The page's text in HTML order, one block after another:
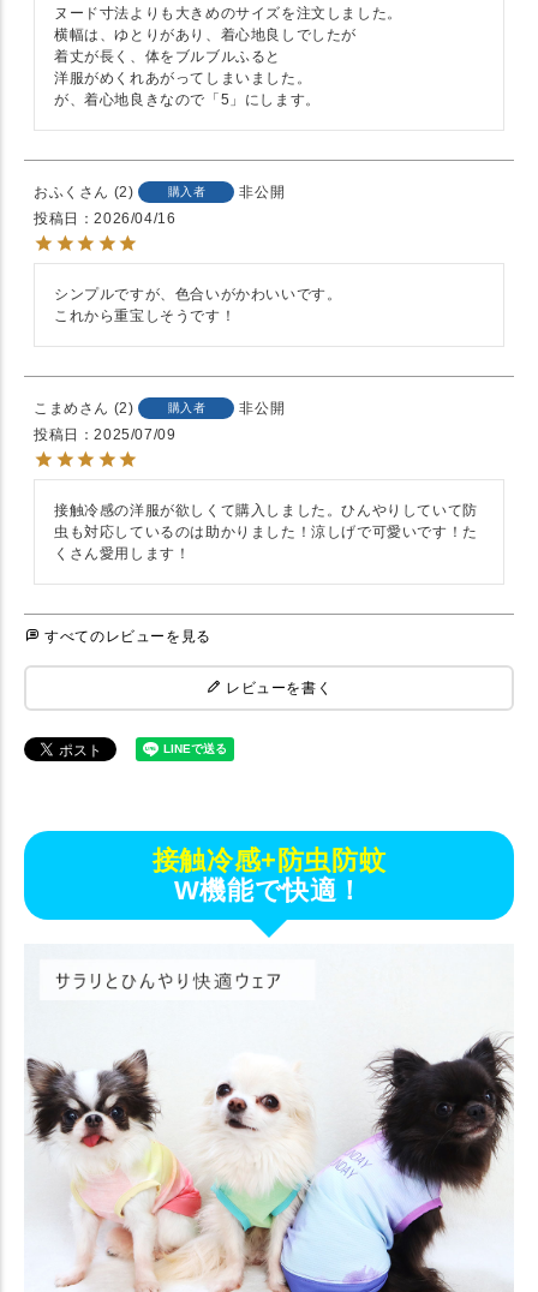
ヌード寸法よりも大きめのサイズを注文しました。
横幅は、ゆとりがあり、着心地良しでしたが
着丈が長く、体をブルブルふると
洋服がめくれあがってしまいました。
が、着心地良きなので「5」にします。
おふく 2 購入者
非公開
投稿日
2026/04/16
シンプルですが、色合いがかわいいです。
これから重宝しそうです！
こまめ 2 購入者
非公開
投稿日
2025/07/09
接触冷感の洋服が欲しくて購入しました。ひんやりしていて防
虫も対応しているのは助かりました！涼しげで可愛いです！た
くさん愛用します！
すべてのレビューを見る
レビューを書く
接触冷感+防虫防蚊
W機能で快適！